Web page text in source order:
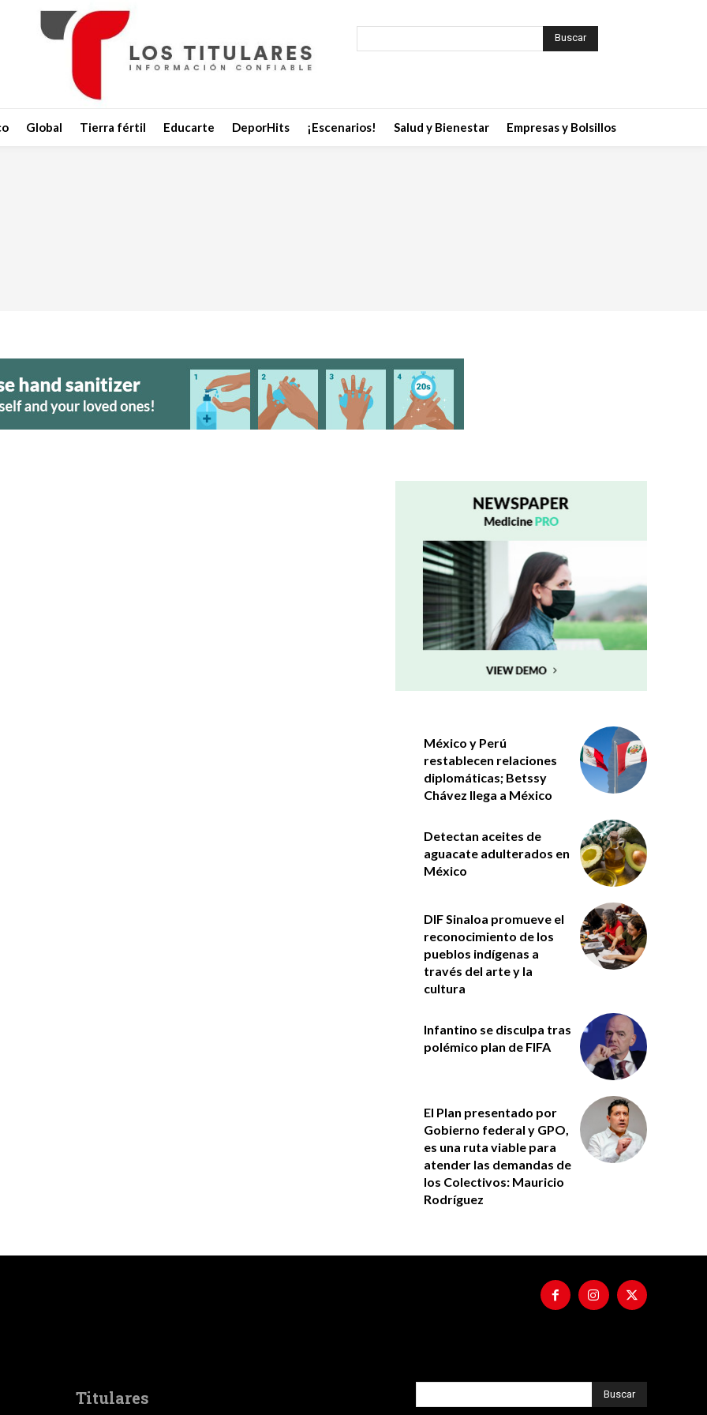
Buscar
Global Tierra fértil Educarte DeporHits ¡Escenarios! Salud y Bienestar Empresas y Bolsillos
México y Perú
restablecen relaciones
diplomáticas; Betssy
Chávez llega a México
Detectan aceites de
aguacate adulterados en
México
DIF Sinaloa promueve el
reconocimiento de los
pueblos indígenas a
través del arte y la
cultura
Infantino se disculpa tras
polémico plan de FIFA
El Plan presentado por
Gobierno federal y GPO,
es una ruta viable para
atender las demandas de
los Colectivos: Mauricio
Rodríguez
Titulares Buscar